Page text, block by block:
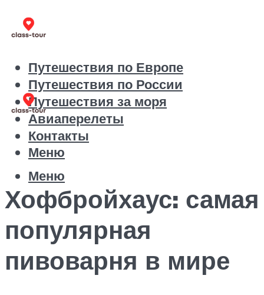
Путешествия по Европе
Путешествия по России
Путешествия за моря
Авиаперелеты
Контакты
Меню
Меню
Хофбройхаус: самая
популярная
пивоварня в мире